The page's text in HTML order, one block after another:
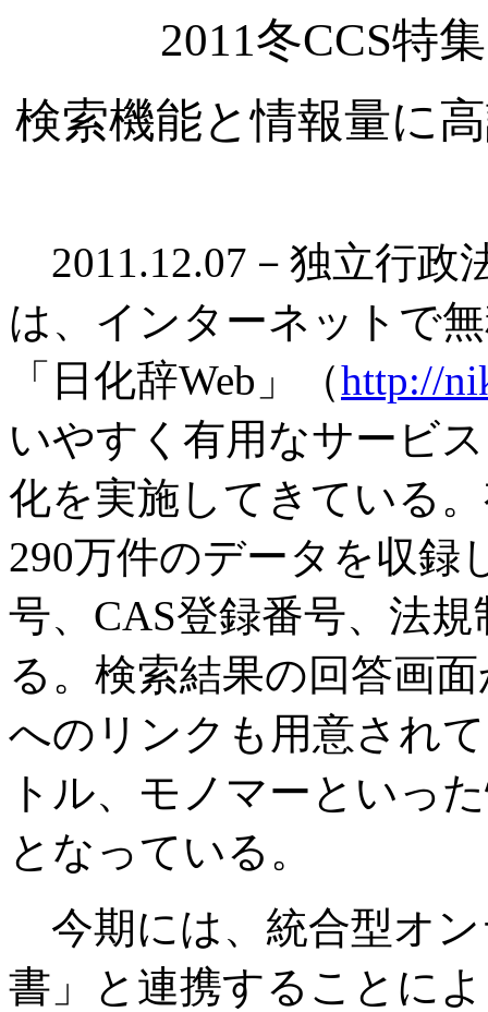
2011冬CCS特
検索機能と情報量に
2011.12.07－独立行政
は、インターネットで
「日化辞Web」（http://
いやすく有用なサービ
化を実施してきている
290万件のデータを収録
号、CAS登録番号、法
る。検索結果の回答画
へのリンクも用意され
トル、モノマーといっ
となっている。
今期には、統合型オン
書」と連携することに